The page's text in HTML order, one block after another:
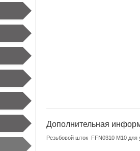
Дополнительная
Резьбовой шток FFN0310 M10 для